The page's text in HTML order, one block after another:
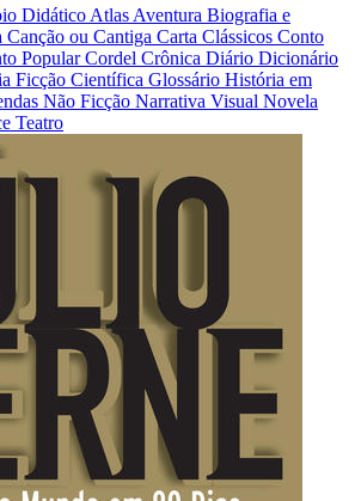
DidáticoAtlasAventura Biografia e
Canção ou Cantiga Carta Clássicos Conto
PopularCordel Crônica Diário Dicionário
Ficção Científica Glossário História em
Não Ficção Narrativa Visual Novela
Teatro